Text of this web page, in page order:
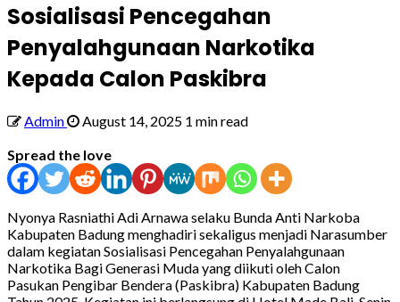
Sosialisasi Pencegahan
Penyalahgunaan Narkotika
Kepada Calon Paskibra
Admin August 14, 2025 1 min read
Spread the love
Nyonya Rasniathi Adi Arnawa selaku Bunda Anti Narkoba
Kabupaten Badung menghadiri sekaligus menjadi Narasumber
dalam kegiatan Sosialisasi Pencegahan Penyalahgunaan
Narkotika Bagi Generasi Muda yang diikuti oleh Calon
Pasukan Pengibar Bendera (Paskibra) Kabupaten Badung